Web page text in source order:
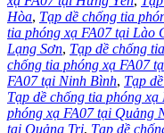
Hòa, Tạp dề chống tia
tia phóng xạ FA07 tại Lào
Lạng Sơn, Tạp dề chống
chống tia phóng xạ FA07
FA07 tại Ninh Bình, Tạp
Tạp dề chống tia phóng
phóng xạ FA07 tại Quảng
tại Quảng Trị, Tạp dề